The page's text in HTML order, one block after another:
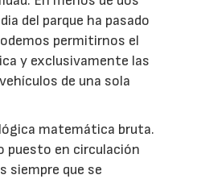
del parque ha pasado
permitirnos el
y exclusivamente las
de una sola
matemática bruta.
puesto en circulación
siempre que se